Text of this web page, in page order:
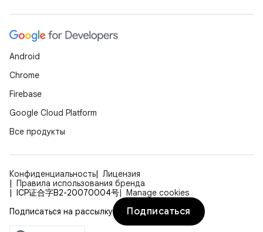
Android
Chrome
Firebase
Google Cloud Platform
Все продукты
Конфиденциальность
Лицензия
Правила использования бренда
ICP证合字B2-20070004号
Manage cookies
Подписаться на рассылку
Подписаться